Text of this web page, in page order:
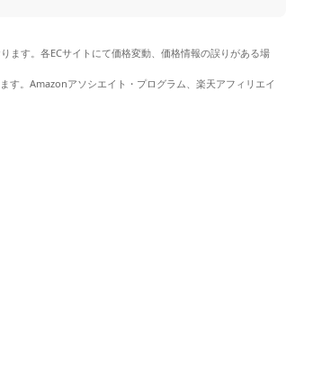
ます。各ECサイトにて価格変動、価格情報の誤りがある場
す。Amazonアソシエイト・プログラム、楽天アフィリエイ